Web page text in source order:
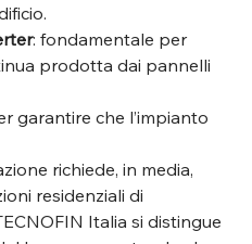
: fondamentale per
prodotta dai pannelli
garantire che l’impianto
richiede, in media,
residenziali di
Italia si distingue